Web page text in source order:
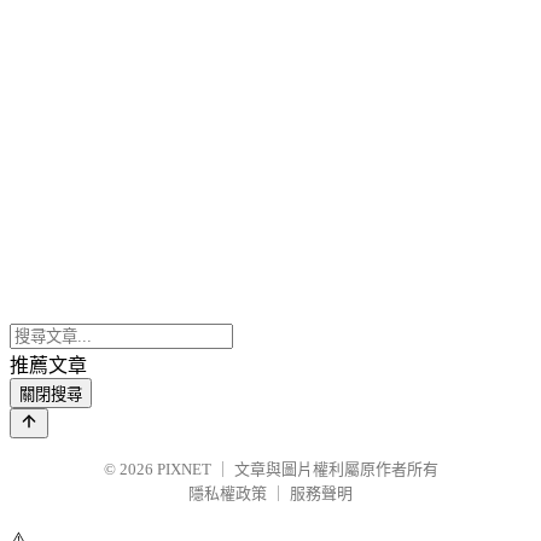
推薦文章
關閉搜尋
© 2026 PIXNET
文章與圖片權利屬原作者所有
隱私權政策
服務聲明